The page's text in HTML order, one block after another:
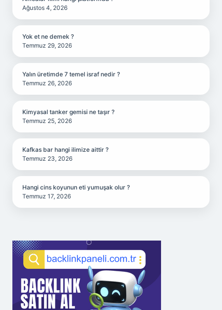
Ağustos 4, 2026
Yok et ne demek ?
Temmuz 29, 2026
Yalın üretimde 7 temel israf nedir ?
Temmuz 26, 2026
Kimyasal tanker gemisi ne taşır ?
Temmuz 25, 2026
Kafkas bar hangi ilimize aittir ?
Temmuz 23, 2026
Hangi cins koyunun eti yumuşak olur ?
Temmuz 17, 2026